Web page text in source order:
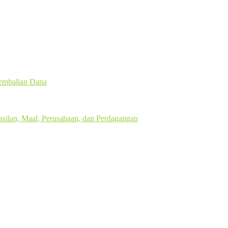
Dana
Maal, Perusahaan, dan Perdagangan